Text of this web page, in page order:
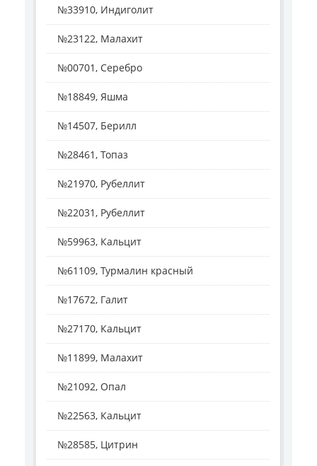
№33910, Индиголит
№23122, Малахит
№00701, Серебро
№18849, Яшма
№14507, Берилл
№28461, Топаз
№21970, Рубеллит
№22031, Рубеллит
№59963, Кальцит
№61109, Турмалин красный
№17672, Галит
№27170, Кальцит
№11899, Малахит
№21092, Опал
№22563, Кальцит
№28585, Цитрин